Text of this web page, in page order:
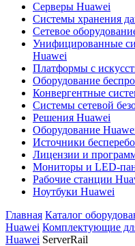
Серверы Huawei
Системы хранения
Сетевое
Унифицированные
Huawei
Платформы с
Оборудование
Конвергентные
Системы сетевой
Решения Huawei
Оборудование
Источники
Лицензии и
Мониторы и LED-
Рабочие станции
Ноутбуки Huawei
Главная Каталог
Huawei Комплектующие
Huawei ServerRail